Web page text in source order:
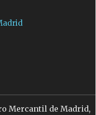
Mercantil de Madrid,